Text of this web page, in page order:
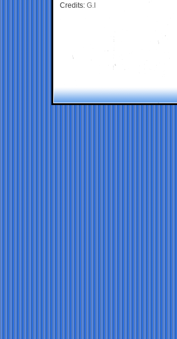
Credits: G.I